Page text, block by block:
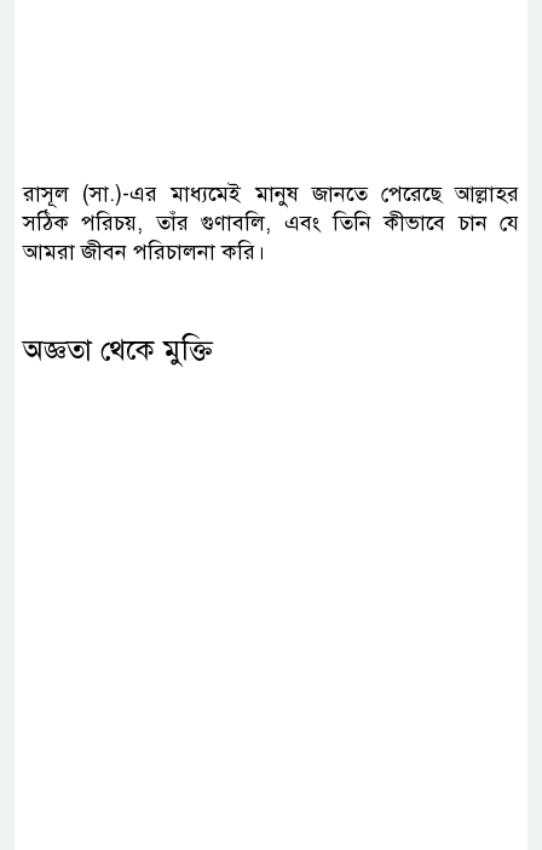
রাসূল (সা.)-এর মাধ্যমেই মানুষ জানতে পেরেছে আল্লাহর
সঠিক পরিচয়, তাঁর গুণাবলি, এবং তিনি কীভাবে চান যে
আমরা জীবন পরিচালনা করি।
অজ্ঞতা থেকে মুক্তি